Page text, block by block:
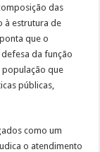
das
à estrutura de
que o
da função
população que
públicas,
como um
o atendimento